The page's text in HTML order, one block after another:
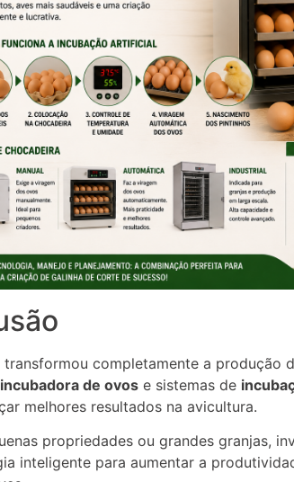
completamente a produção
incubadora de ovos e sistemas de
melhores resultados na avicultura.
propriedades ou grandes granjas,
inteligente para aumentar a